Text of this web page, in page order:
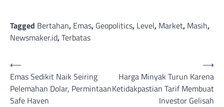
Tagged Bertahan, Emas, Geopolitics, Level, Market, Masih,
Newsmaker.id,Terbatas
Post
navigation
⟵
Emas Sedikit Naik Seiring
Pelemahan Dolar, Permintaan
Safe Haven
Harga Minyak Turun Karena
Ketidakpastian Tarif Membuat
Investor Gelisah
⟶